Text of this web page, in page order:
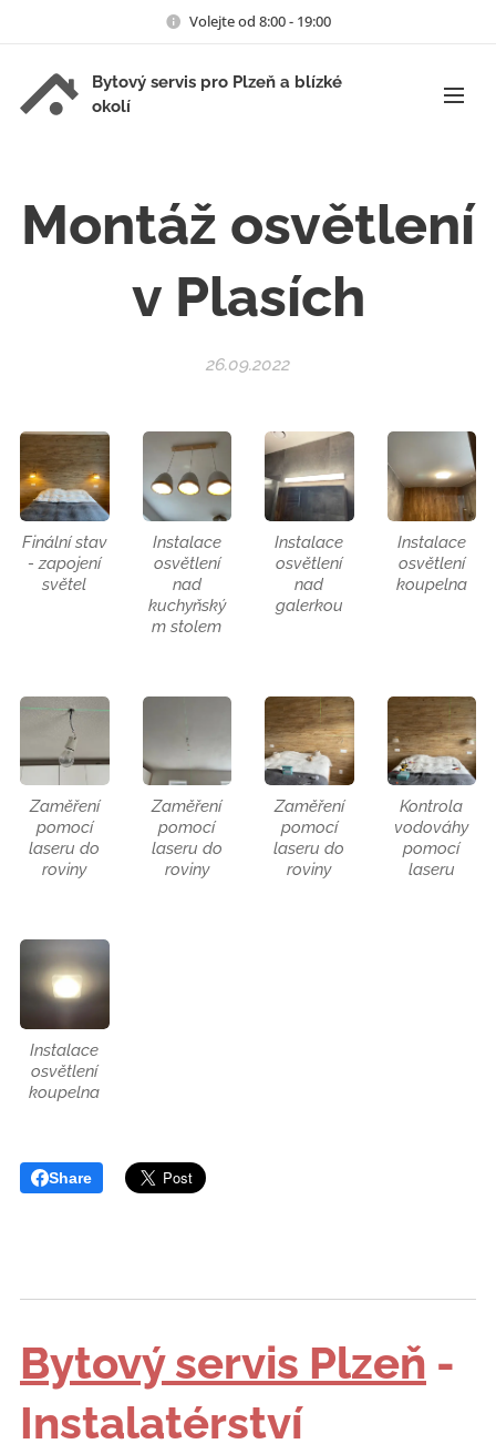
Volejte od 8:00 - 19:00
Bytový servis pro Plzeň a blízké
okolí
Montáž osvětlení
v Plasích
26.09.2022
Finální stav
- zapojení
světel
Instalace
osvětlení
nad
kuchyňský
m stolem
Instalace
osvětlení
nad
galerkou
Instalace
osvětlení
koupelna
Zaměření
pomocí
laseru do
roviny
Zaměření
pomocí
laseru do
roviny
Zaměření
pomocí
laseru do
roviny
Kontrola
vodováhy
pomocí
laseru
Instalace
osvětlení
koupelna
Share
Bytový servis Plzeň -
Instalatérství